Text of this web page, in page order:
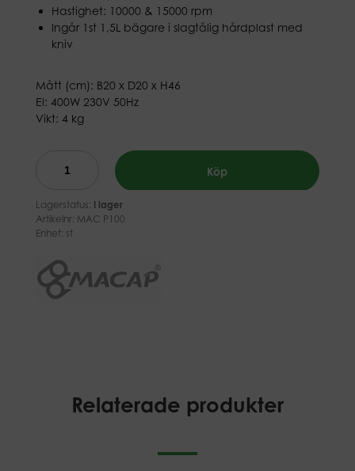
Hastighet: 10000 & 15000 rpm
Ingår 1st 1,5L bägare i slagtålig hårdplast med
kniv
Mått (cm): B20 x D20 x H46
El: 400W 230V 50Hz
Vikt: 4 kg
Köp
Lagerstatus: I lager
Artikelnr: MAC P100
Enhet: st
Relaterade produkter